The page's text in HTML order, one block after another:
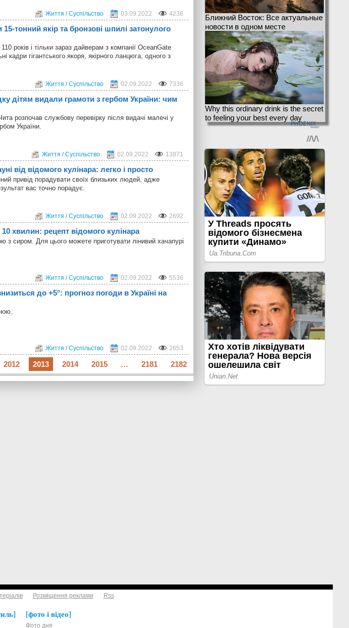
Життя / Суспільство 03.09.2022 4238
тонний якір та бронзові шпилі затонулого
років і тільки зараз дайверам з компанії OceanGate
кадри гігантського якоря, якірного ланцюга, одного з
Життя / Суспільство 02.09.2022 7336
дітям видали грамоти з гербом України: чим
розпочав службову перевірку після видачі малечі у
України.
Життя / Суспільство 02.09.2022 13871
від відомого кулінара: легко і просто
привід порадувати своїх близьких людей, адже
вас точно порадує.
Життя / Суспільство 02.09.2022 2692
хвилин: рецепт відомого кулінара
з сиром. Для цього можете приготувати лінивий хачапурі
Життя / Суспільство 02.09.2022 5536
до +5°: прогноз погоди в Україні на
Життя / Суспільство 02.09.2022 2653
2012 2013 2014 2015 … 2181 2182
Ближний Восток: Все актуальные
новости в одном месте
Why this ordinary drink is the secret
to feeling your best every day
Розміщення реклами Rss
фото і відео
Фото дня